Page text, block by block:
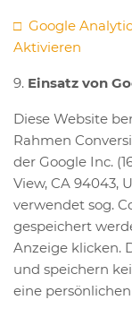
□ Google
Aktivieren
9. Einsatz von
Diese Website
Rahmen
der Google Inc.
View, CA 94043,
verwendet sog.
gespeichert
Anzeige klicken.
und speichern
eine